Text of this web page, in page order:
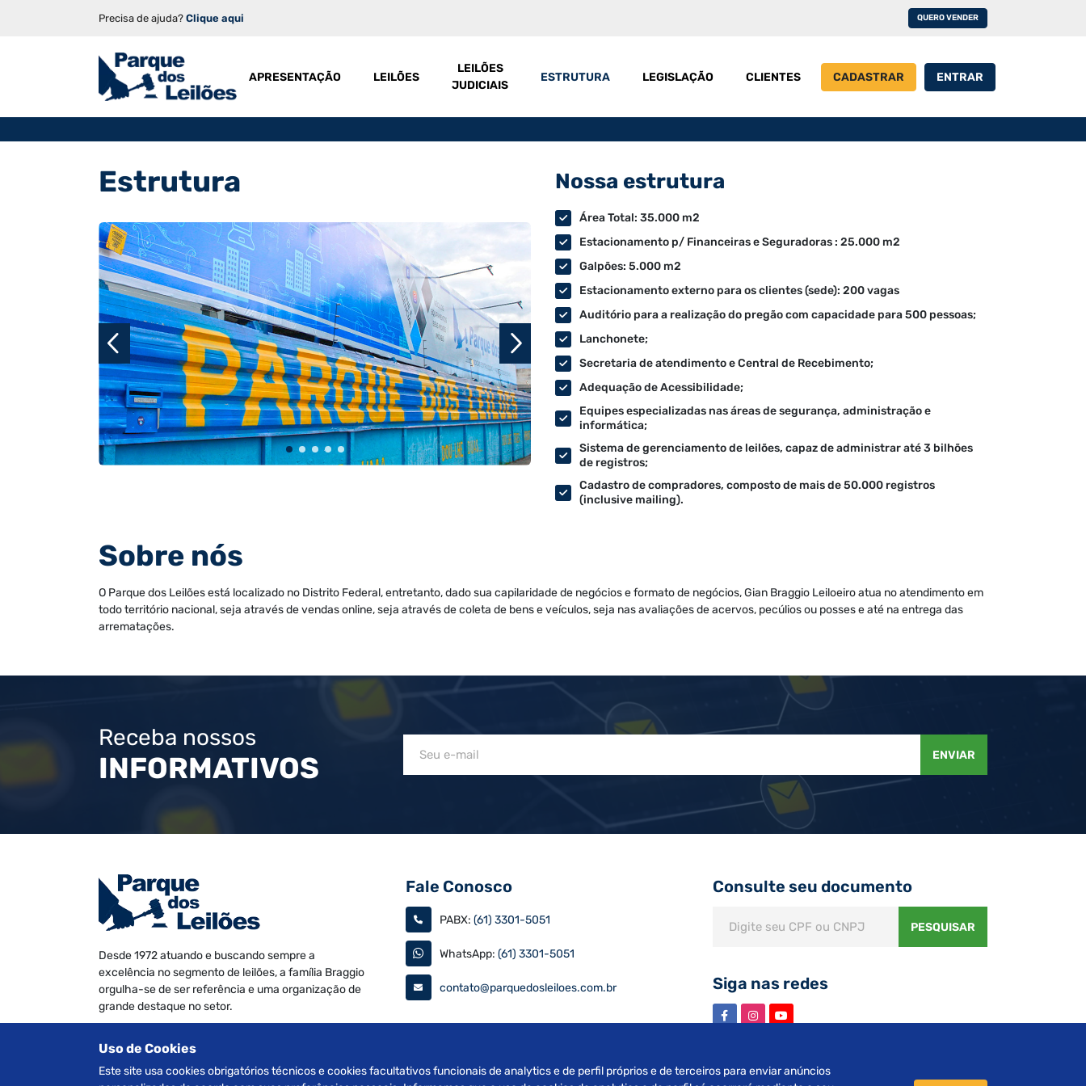
Precisa de ajuda? Clique aqui QUERO VENDER
APRESENTAÇÃO LEILÕES
LEILÕES
JUDICIAIS
ESTRUTURA LEGISLAÇÃO CLIENTES CADASTRAR ENTRAR
Estrutura Nossa estrutura
Área Total: 35.000 m2
Estacionamento p/ Financeiras e Seguradoras : 25.000 m2
Galpões: 5.000 m2
Estacionamento externo para os clientes (sede): 200 vagas
Auditório para a realização do pregão com capacidade para 500 pessoas;
Lanchonete;
Secretaria de atendimento e Central de Recebimento;
Adequação de Acessibilidade;
Equipes especializadas nas áreas de segurança, administração e
informática;
Sistema de gerenciamento de leilões, capaz de administrar até 3 bilhões
de registros;
Cadastro de compradores, composto de mais de 50.000 registros
(inclusive mailing).
Sobre nós
O Parque dos Leilões está localizado no Distrito Federal, entretanto, dado sua capilaridade de negócios e formato de negócios, Gian Braggio Leiloeiro atua no atendimento em
todo território nacional, seja através de vendas online, seja através de coleta de bens e veículos, seja nas avaliações de acervos, pecúlios ou posses e até na entrega das
arrematações.
Receba nossos
INFORMATIVOS ENVIAR
Desde 1972 atuando e buscando sempre a
excelência no segmento de leilões, a família Braggio
orgulha-se de ser referência e uma organização de
grande destaque no setor.
Veículos, Imóveis Judiciais e Extrajudiciais, Máquinas
e Equipamentos, Informática e Móveis diversos.
Fale Conosco
PABX: (61) 3301-5051
WhatsApp: (61) 3301-5051
contato@parquedosleiloes.com.br
Consulte seu documento
PESQUISAR
Siga nas redes
Uso de Cookies
Este site usa cookies obrigatórios técnicos e cookies facultativos funcionais de analytics e de perfil próprios e de terceiros para enviar anúncios